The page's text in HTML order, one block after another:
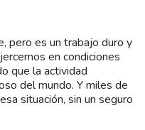
pero es un trabajo duro y
en condiciones
que la actividad
del mundo. Y miles de
situación, sin un seguro